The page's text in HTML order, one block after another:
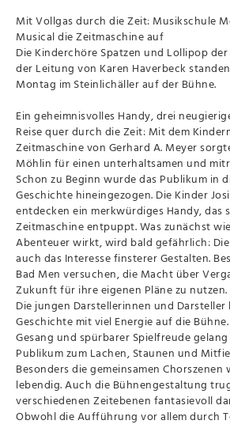
Mit Vollgas durch die Zeit: Musikschule
Musical die Zeitmaschine auf
Die Kinderchöre Spatzen und Lollipop
der Leitung von Karen Haverbeck
Montag im Steinlichäller auf der Bühne.
Ein geheimnisvolles Handy, drei
Reise quer durch die Zeit: Mit dem
Zeitmaschine von Gerhard A. Meyer
Möhlin für einen unterhaltsamen und
Schon zu Beginn wurde das Publikum in
Geschichte hineingezogen. Die Kinder
entdecken ein merkwürdiges Handy, das
Zeitmaschine entpuppt. Was zunächst
Abenteuer wirkt, wird bald gefährlich:
auch das Interesse finsterer Gestalten.
Bad Men versuchen, die Macht über
Zukunft für ihre eigenen Pläne zu nutzen.
Die jungen Darstellerinnen und
Geschichte mit viel Energie auf die
Gesang und spürbarer Spielfreude
Publikum zum Lachen, Staunen und
Besonders die gemeinsamen Chorszenen
lebendig. Auch die Bühnengestaltung
verschiedenen Zeitebenen fantasievoll
Obwohl die Aufführung vor allem durch